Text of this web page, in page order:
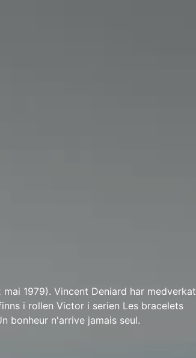
1979). Vincent Deniard har medverkat
i rollen Victor i serien Les bracelets
bonheur n'arrive jamais seul.